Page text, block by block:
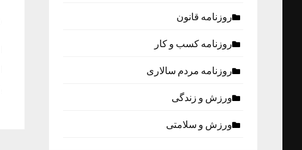
روزنامه قانون
روزنامه كسب و كار
روزنامه مردم سالاری
ورزش و زندگی
ورزش و سلامتی